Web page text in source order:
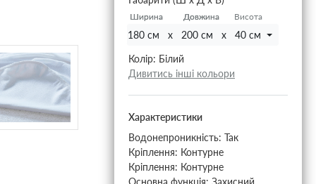
Ширина Довжина
Ширина Довжина Висота
180 см x 200 см x 40 см
Колір: Білий
Дивитись інші кольори
Характеристики
Водонепроникність: Так
Кріплення: Контурне
Кріплення: Контурне